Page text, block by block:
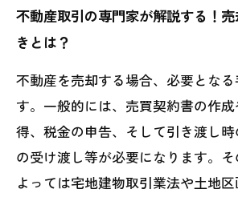
不動産取引の専門家が解説する！
きとは？
不動産を売却する場合、必要とな
す。一般的には、売買契約書の作
得、税金の申告、そして引き渡し
の受け渡し等が必要になります。
よっては宅地建物取引業法や土地